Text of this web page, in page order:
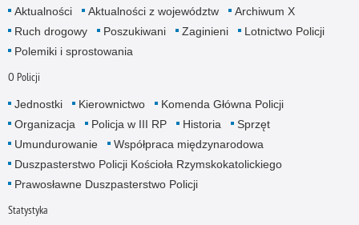
Aktualności Aktualności z województw
Archiwum X
Ruch drogowy
Poszukiwani Zaginieni
Lotnictwo Policji
Polemiki i sprostowania
O Policji
Jednostki Kierownictwo
Komenda Główna Policji
Organizacja
Policja w III RP Historia
Sprzęt
Umundurowanie
Współpraca międzynarodowa
Duszpasterstwo Policji Kościoła Rzymskokatolickiego
Prawosławne Duszpasterstwo Policji
Statystyka